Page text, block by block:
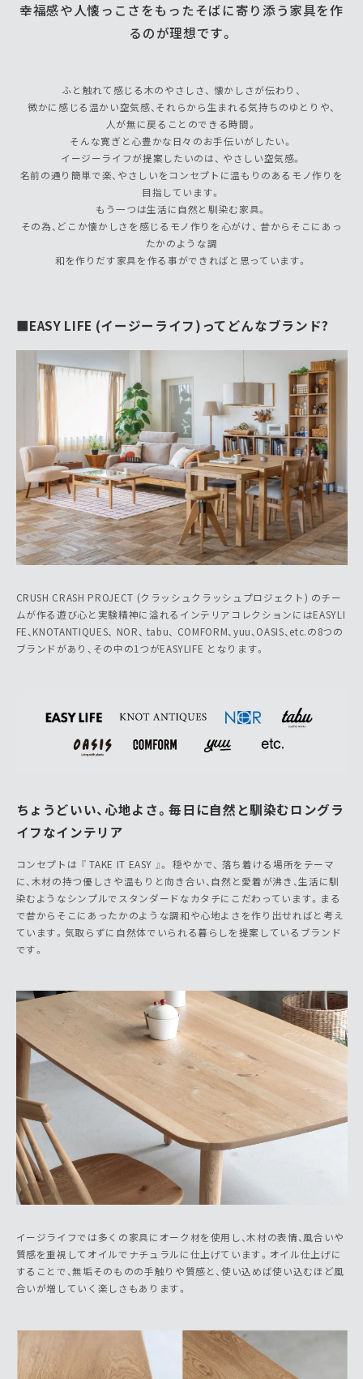
幸福感や人懐っこさをもったそばに寄り添う家具を作
るのが理想です。
ふと触れて感じる木のやさしさ、 懐かしさが伝わり、
微かに感じる温かい空気感、それらから生まれる気持ちのゆとりや、
人が無に戻ることのできる時間。
そんな寛ぎと心豊かな日々のお手伝いがしたい。
イージーライフが提案したいのは、 やさしい空気感。
名前の通り簡単で楽、やさしいをコンセプトに温もりのあるモノ作りを
目指しています。
もう一つは生活に自然と馴染む家具。
その為、どこか懐かしさを感じるモノ作りを心がけ、 昔からそこにあっ
たかのような調
和を作りだす家具を作る事ができればと思っています。
■EASY LIFE (イージーライフ)ってどんなブランド?
CRUSH CRASH PROJECT (クラッシュクラッシュプロジェクト) のチー
ムが作る遊び心と実験精神に溢れるインテリアコレクションにはEASYLI
FE、KNOTANTIQUES、 NOR、 tabu、 COMFORM、yuu、OASIS、etc.の8つの
ブランドがあり、その中の1つがEASYLIFE となります。
ちょうどいい、心地よさ。毎日に自然と馴染むロングラ
イフなインテリア
コンセプトは 『 TAKE IT EASY 』。 穏やかで、 落ち着ける場所をテーマ
に、木材の持つ優しさや温もりと向き合い、自然と愛着が沸き、生活に馴
染むようなシンプルでスタンダードなカタチにこだわっています。まる
で昔からそこにあったかのような調和や心地よさを作り出せればと考え
ています。気取らずに自然体でいられる暮らしを提案しているブランド
です。
イージライフでは多くの家具にオーク材を使用し、木材の表情、風合いや
質感を重視してオイルでナチュラルに仕上げています。オイル仕上げに
することで、無垢そのものの手触りや質感と、使い込めば使い込むほど風
合いが増していく楽しさもあります。